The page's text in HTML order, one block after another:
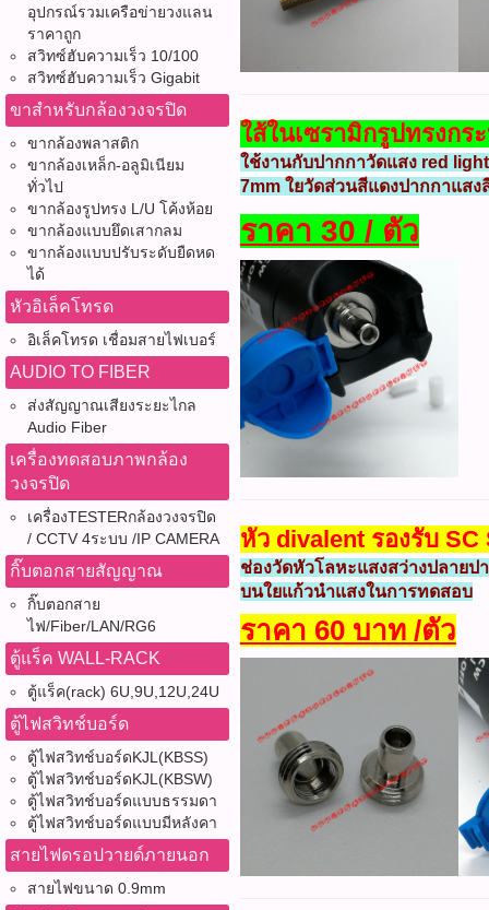
อุปกรณ์รวมเครือข่ายวงแลน
ราคาถูก
สวิทซ์ฮับความเร็ว 10/100
สวิทซ์ฮับความเร็ว Gigabit
ขาสำหรับกล้องวงจรปิด
ขากล้องพลาสติก
ขากล้องเหล็ก-อลูมิเนียม
ทั่วไป
ขากล้องรูปทรง L/U โค้งห้อย
ขากล้องแบบยึดเสากลม
ขากล้องแบบปรับระดับยืดหด
ได้
หัวอิเล็คโทรด
อิเล็คโทรด เชื่อมสายไฟเบอร์
AUDIO TO FIBER
ส่งสัญญาณเสียงระยะไกล
Audio Fiber
เครื่องทดสอบภาพกล้อง
วงจรปิด
เครื่องTESTERกล้องวงจรปิด
/ CCTV 4ระบบ /IP CAMERA
กิ๊บตอกสายสัญญาณ
กิ๊บตอกสาย
ไฟ/Fiber/LAN/RG6
ตู้แร็ค WALL-RACK
ตู้แร็ค(rack) 6U,9U,12U,24U
ตู้ไฟสวิทช์บอร์ด
ตู้ไฟสวิทช์บอร์ดKJL(KBSS)
ตู้ไฟสวิทช์บอร์ดKJL(KBSW)
ตู้ไฟสวิทช์บอร์ดแบบธรรมดา
ตู้ไฟสวิทช์บอร์ดแบบมีหลังคา
สายไฟดรอปวายด์ภายนอก
สายไฟขนาด 0.9mm
ใส้ในเซรามิกรูปทรงกร
ใช้งานกับปากกาวัดแสง red
7mm ใยวัดส่วนสีแดงปากกาแสง
ราคา 30 / ตัว
หัว divalent รองรับ SC
ช่องวัดหัวโลหะแสงสว่างปลายป
บนใยแก้วนำแสงในการทดสอบ
ราคา 60 บาท /ตัว